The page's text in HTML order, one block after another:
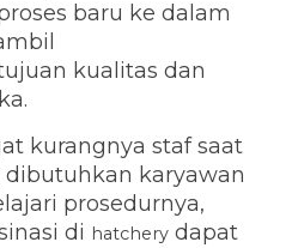
baru ke dalam
kualitas dan
kurangnya staf saat
karyawan
prosedurnya,
di hatchery dapat